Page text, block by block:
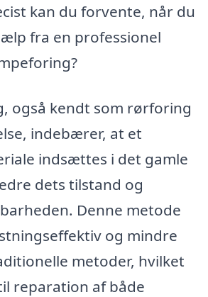
kan du forvente, når du
fra en professionel
også kendt som rørforing
indebærer, at et
indsættes i det gamle
dets tilstand og
Denne metode
og mindre
metoder, hvilket
reparation af både